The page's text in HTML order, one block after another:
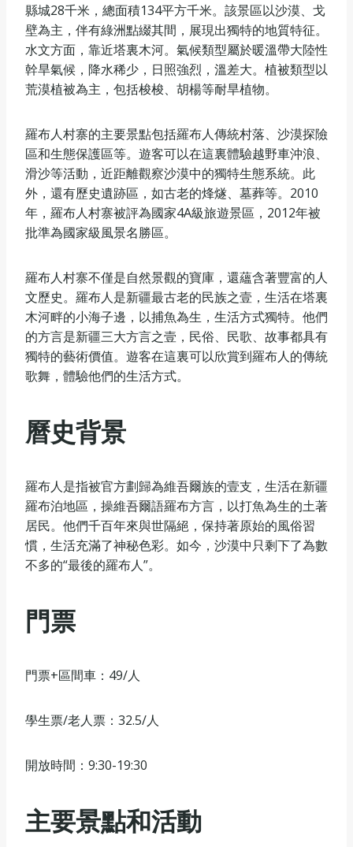
縣城28千米，總面積134平方千米。該景區以沙漠、戈
壁為主，伴有綠洲點綴其間，展現出獨特的地質特征。
水文方面，靠近塔裏木河。氣候類型屬於暖溫帶大陸性
幹旱氣候，降水稀少，日照強烈，溫差大。植被類型以
荒漠植被為主，包括梭梭、胡楊等耐旱植物。‌
羅布人村寨的主要景點包括羅布人傳統村落、沙漠探險
區和生態保護區等。遊客可以在這裏體驗越野車沖浪、
滑沙等活動，近距離觀察沙漠中的獨特生態系統。此
外，還有歷史遺跡區，如古老的烽燧、墓葬等。2010
年，羅布人村寨被評為國家4A級旅遊景區，2012年被
批準為國家級風景名勝區。
羅布人村寨不僅是自然景觀的寶庫，還蘊含著豐富的人
文歷史。羅布人是新疆最古老的民族之壹，生活在塔裏
木河畔的小海子邊，以捕魚為生，生活方式獨特。他們
的方言是新疆三大方言之壹，民俗、民歌、故事都具有
獨特的藝術價值。遊客在這裏可以欣賞到羅布人的傳統
歌舞，體驗他們的生活方式。
曆史背景
羅布人是指被官方劃歸為維吾爾族的壹支，生活在新疆
羅布泊地區，操維吾爾語羅布方言，以打魚為生的土著
居民。他們千百年來與世隔絕，保持著原始的風俗習
慣，生活充滿了神秘色彩。如今，沙漠中只剩下了為數
不多的“最後的羅布人”。
門票
門票+區間車：49/人
學生票/老人票：32.5/人
開放時間：9:30-19:30
主要景點和活動